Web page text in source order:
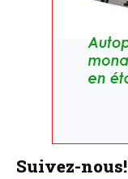
Suivez-nous!